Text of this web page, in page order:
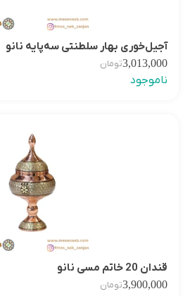
آجیل‌خوری بهار سلطنتی سه‌پایه نانو
3,013,000تومان
ناموجود
قندان 20 خاتم مسی نانو
3,900,000تومان